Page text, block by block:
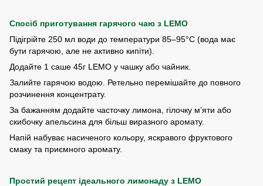
Спосіб приготування гарячого чаю з LEMO
Підігрійте 250 мл води до температури 85–95°C (вода має
бути гарячою, але не активно кипіти).
Додайте 1 саше 45г LEMO у чашку або чайник.
Залийте гарячою водою. Ретельно перемішайте до повного
розчинення концентрату.
За бажанням додайте часточку лимона, гілочку м’яти або
скибочку апельсина для більш виразного аромату.
Напій набуває насиченого кольору, яскравого фруктового
смаку та приємного аромату.
Простий рецепт ідеального лимонаду з LEMO